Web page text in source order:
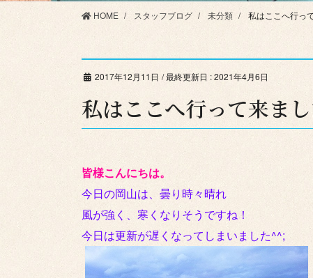
HOME スタッフブログ 未分類 私はここへ行っ
2017年12月11日 / 最終更新日 :2021年4月6日
私はここへ行って来ま
皆様こんにちは。
今日の岡山は、曇り時々晴れ
風が強く、寒くなりそうですね！
今日は更新が遅くなってしまいました^^;